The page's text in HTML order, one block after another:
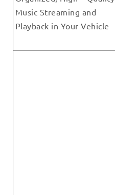
Music Streaming and
Playback in Your Vehicle